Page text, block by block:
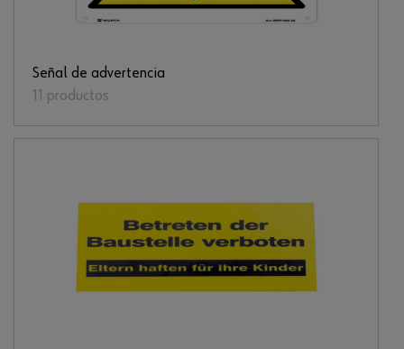
Señal de advertencia
11 productos